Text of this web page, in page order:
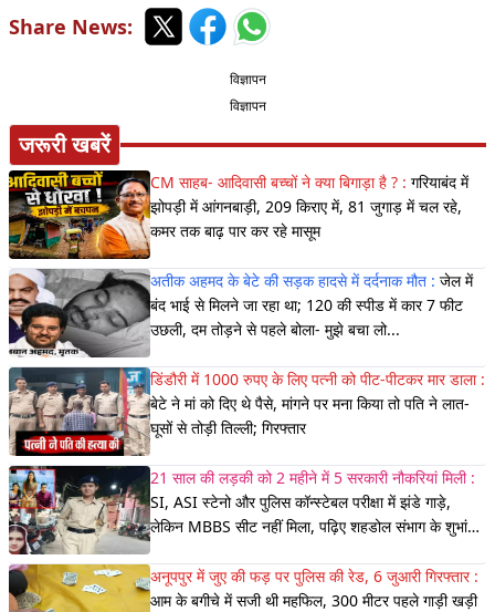
Share News:
विज्ञापन
विज्ञापन
जरूरी खबरें
CM साहब- आदिवासी बच्चों ने क्या बिगाड़ा है ? : गरियाबंद में
झोपड़ी में आंगनबाड़ी, 209 किराए में, 81 जुगाड़ में चल रहे,
कमर तक बाढ़ पार कर रहे मासूम
अतीक अहमद के बेटे की सड़क हादसे में दर्दनाक मौत : जेल में
बंद भाई से मिलने जा रहा था; 120 की स्पीड में कार 7 फीट
उछली, दम तोड़ने से पहले बोला- मुझे बचा लो...
डिंडौरी में 1000 रुपए के लिए पत्नी को पीट-पीटकर मार डाला :
बेटे ने मां को दिए थे पैसे, मांगने पर मना किया तो पति ने लात-
घूसों से तोड़ी तिल्ली; गिरफ्तार
21 साल की लड़की को 2 महीने में 5 सरकारी नौकरियां मिली :
SI, ASI स्टेनो और पुलिस कॉन्स्टेबल परीक्षा में झंडे गाड़े,
लेकिन MBBS सीट नहीं मिला, पढ़िए शहडोल संभाग के शुभांगी
अनूपपुर में जुए की फड़ पर पुलिस की रेड, 6 जुआरी गिरफ्तार :
आम के बगीचे में सजी थी महफिल, 300 मीटर पहले गाड़ी खड़ी